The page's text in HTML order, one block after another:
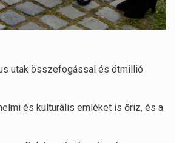
utak összefogással és ötmillió
és kulturális emléket is őriz, és a